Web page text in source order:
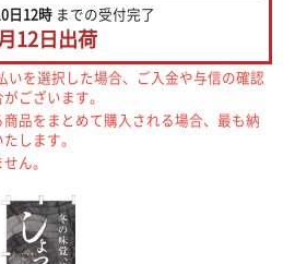
日12時 までの受付完了
12日出荷
を選択した場合、ご入金や与信の確認
ございます。
品をまとめて購入される場合、最も納
します。
ん。